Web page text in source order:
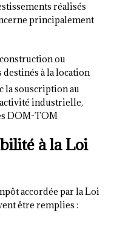
réalisés
principalement
construction ou
à la location
la souscription au
industrielle,
DOM-TOM
à la Loi
accordée par la Loi
être remplies :